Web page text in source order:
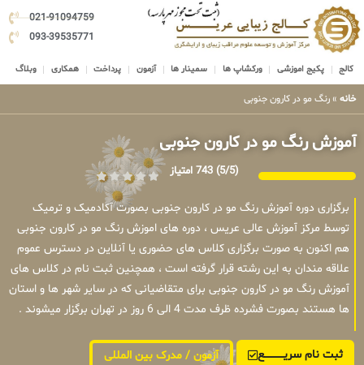
021-91094759
093-39535771
کالج پکیج اموزشی ورکشاپ ها سمینار ها آزمون پرداخت همکاری وبلاگ
خانه » رنگ مو در کارون جنوبی
آموزش رنگ مو در کارون جنوبی
(5/5) 743 امتیاز
برگزاری دوره آموزش رنگ مو در کارون جنوبی بصورت آکادمیک و ترمیک
توسط مرکز آموزش عالی عریس ، دوره های اموزش رنگ مو در کارون جنوبی
هم اکنون به صورت برگزاری کلاس های حضوری یا آنلاین در دسترس عموم
علاقه مندان به این رشته قرار گرفته است ، همچنین ثبت نام در کلاس های
آموزش رنگ مو در کارون جنوبی برای متقاضیانی که در سایر شهر ها و استان
ها هستند بصورت فشرده ظرف مدت 4 الی 6 روز در تهران برگزار میشوند .
ثبت نام سریــــــــــــع آزمون / مدرک بین المللی